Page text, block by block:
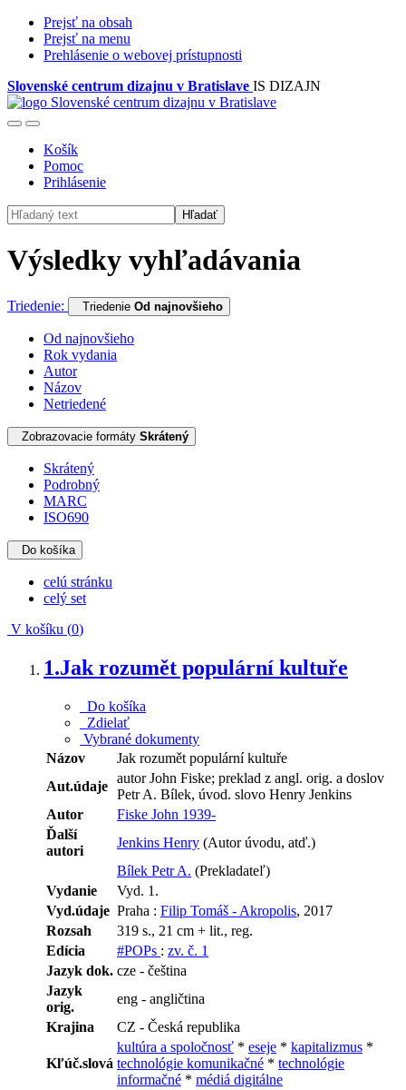
Prejsť na obsah
Prejsť na menu
Prehlásenie o webovej prístupnosti
Slovenské centrum dizajnu v Bratislave IS DIZAJN
Košík
Pomoc
Prihlásenie
Hľadať
Výsledky vyhľadávania
Triedenie: Triedenie Od najnovšieho
Od najnovšieho
Rok vydania
Autor
Názov
Netriedené
Zobrazovacie formáty Skrátený
Skrátený
Podrobný
MARC
ISO690
Do košíka
celú stránku
celý set
V košíku (0)
1.Jak rozumět populární kultuře
Do košíka
Zdielať
Vybrané dokumenty
Názov
Jak rozumět populární kultuře
Aut.údaje
autor John Fiske; preklad z angl. orig. a doslov
Petr A. Bílek, úvod. slovo Henry Jenkins
Autor
Fiske John 1939-
Ďalší
autori
Jenkins Henry (Autor úvodu, atď.)
Bílek Petr A. (Prekladateľ)
Vydanie
Vyd. 1.
Vyd.údaje Praha : Filip Tomáš - Akropolis, 2017
Rozsah
319 s., 21 cm + lit., reg.
Edícia
#POPs : zv. č. 1
Jazyk dok. cze - čeština
Jazyk
orig.
eng - angličtina
Krajina
CZ - Česká republika
Kľúč.slová
kultúra a spoločnosť * eseje * kapitalizmus *
technológie komunikačné * technológie
informačné * médiá digitálne